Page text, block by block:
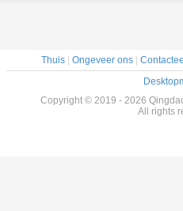
Thuis| Ongeveer ons|
Copyright © 2019 - 2026
All rights